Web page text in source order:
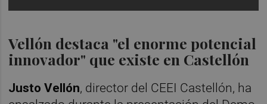
Vellón destaca "el enorme potencial
innovador" que existe en Castellón
Justo Vellón, director del CEEI Castellón, ha